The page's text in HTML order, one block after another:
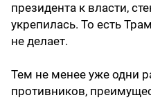
президента к власти,
укрепилась. То есть
не делает.
Тем не менее уже одни
противников,